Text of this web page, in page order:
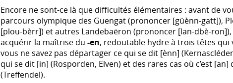
Encore ne sont-ce là que difficultés élémentaires : avant de
parcours olympique des Guengat (prononcer [güènn-gatt]),
[plou-bèrr]) et autres Landebaëron (prononcer [lan-dbè-
acquérir la maîtrise du-en, redoutable hydre à trois têtes qui
vous ne savez pas départager ce qui se dit [ènn]
qui se dit [in] (Rosporden, Elven) et des rares cas où c’est [an]
(Treffendel).